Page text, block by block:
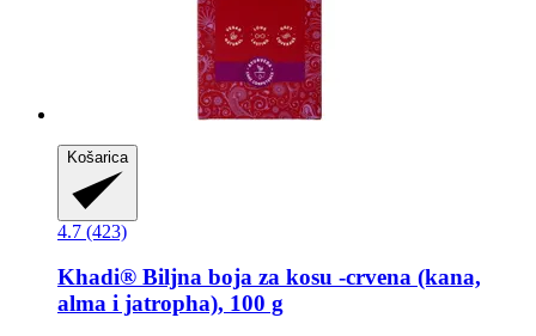
Košarica
4.7 (423)
Khadi® Biljna boja za kosu -​crvena (kana,
alma i jatropha), 100 g